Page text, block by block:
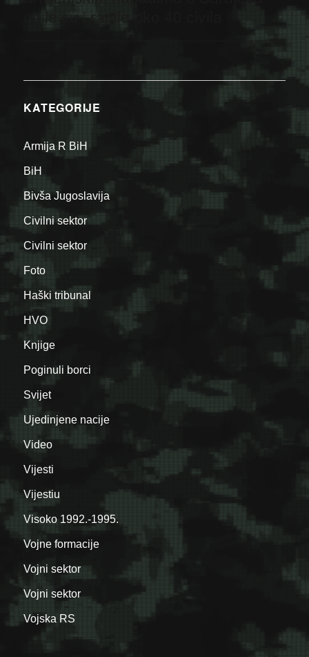
ubile su i ranile oko 40 civila
KATEGORIJE
Armija R BiH
BiH
Bivša Jugoslavija
Civilni sektor
Civilni sektor
Foto
Haški tribunal
HVO
Knjige
Poginuli borci
Svijet
Ujedinjene nacije
Video
Vijesti
Vijestiu
Visoko 1992.-1995.
Vojne formacije
Vojni sektor
Vojni sektor
Vojska RS